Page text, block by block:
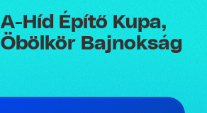
A-Híd Építő Kupa,
Öbölkör Bajnokság